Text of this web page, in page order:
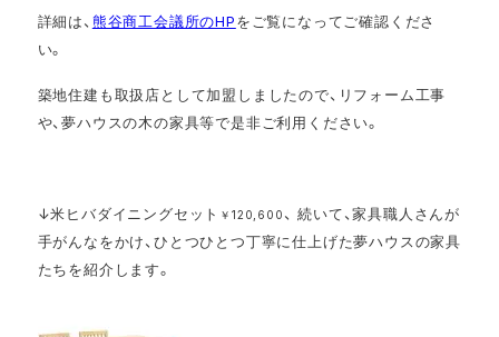
詳細は、 熊谷商工会議所のHPをご覧になってご確認くださ
い。
築地住建も取扱店として加盟しましたので、リフォーム工事
や、夢ハウスの木の家具等で是非ご利用ください。
↓米ヒバダイニングセット ￥120,600 、 続いて、家具職人さんが
手がんなをかけ、ひとつひとつ丁寧に仕上げた夢ハウスの家具
たちを紹介します。